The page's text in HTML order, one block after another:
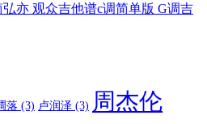
亦 观众吉他谱c调简单版 G调吉
落 (3) 卢润泽 (3) 周杰伦